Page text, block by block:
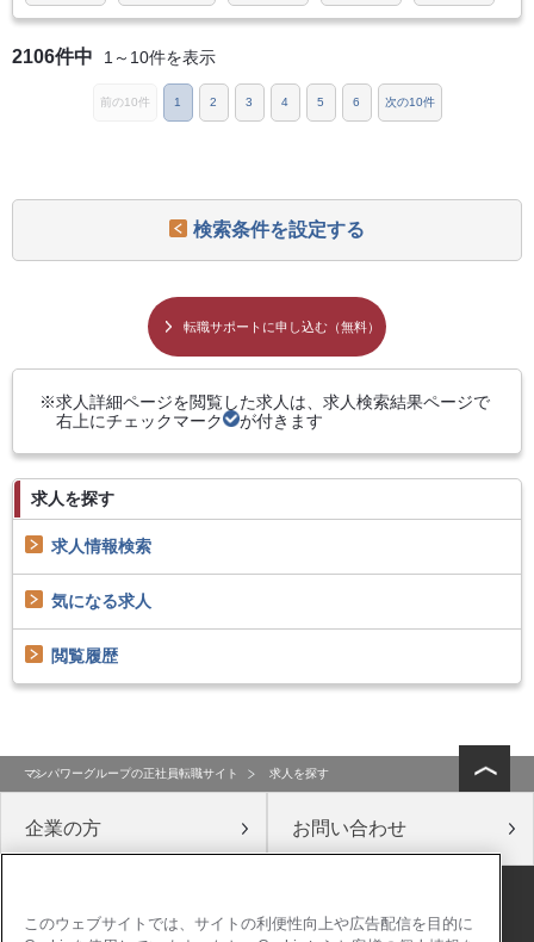
2106件中 1～10件を表示
前の10件 1 2 3 4 5 6 次の10件
検索条件を設定する
転職サポートに申し込む（無料）
求人詳細ページを閲覧した求人は、求人検索結果ページで
右上にチェックマーク
が付きます
求人を探す
求人情報検索
気になる求人
閲覧履歴
マンパワーグループの正社員転職サイト 求人を探す
企業の方 お問い合わせ
公式ソーシャルメディア
このウェブサイトでは、サイトの利便性向上や広告配信を目的に